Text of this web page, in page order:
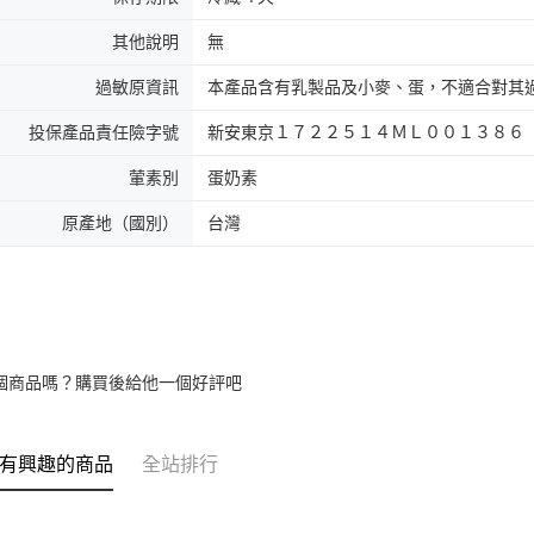
其他說明 無
過敏原資訊 本產品含有乳製品及小麥、蛋，不適合對其
投保產品責任險字號 新安東京１７２２５１４ＭＬ００１３８６
葷素別 蛋奶素
原產地（國別） 台灣
商品嗎？購買後給他一個好評吧
興趣的商品 全站排行